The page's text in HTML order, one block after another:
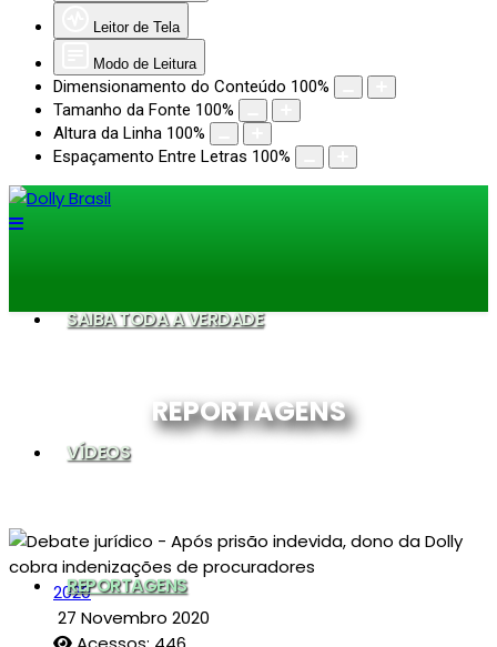
Leitor de Tela
Modo de Leitura
Dimensionamento do Conteúdo 100%
Tamanho da Fonte 100%
Altura da Linha 100%
Espaçamento Entre Letras 100%
SAIBA TODA A VERDADE
VÍDEOS
REPORTAGENS
REPORTAGENS
2020
27 Novembro 2020